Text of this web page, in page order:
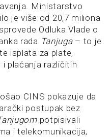
Ministarstvo
je više od 20,7 miliona
Odluka Vlade o
rada Tanjuga – to je
isplata za plate,
i plaćanja različitih
CINS pokazuje da
postupak bez
potpisivali
i telekomunikacija,